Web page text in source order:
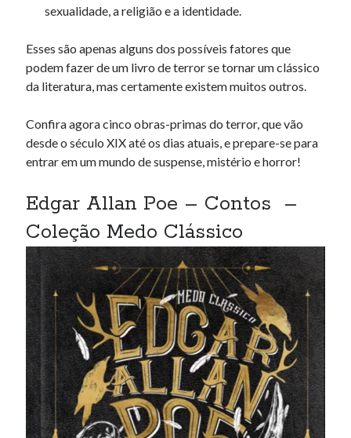
sexualidade, a religião e a identidade.
Esses são apenas alguns dos possíveis fatores que
podem fazer de um livro de terror se tornar um clássico
da literatura, mas certamente existem muitos outros.
Confira agora cinco obras-primas do terror, que vão
desde o século XIX até os dias atuais, e prepare-se para
entrar em um mundo de suspense, mistério e horror!
Edgar Allan Poe – Contos –
Coleção Medo Clássico